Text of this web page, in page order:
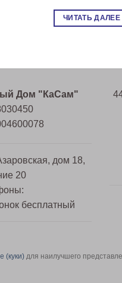
ЧИТАТЬ ДАЛЕЕ
Дом "КаСам"
дом 18,
20
бесплатный
(куки)для наилучшего